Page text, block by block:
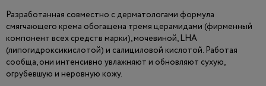
Разработанная совместно с дерматологами формула
смягчающего крема обогащена тремя церамидами (фирменный
компонент всех средств марки), мочевиной, LHA
(липогидроксикислотой) и салициловой кислотой. Работая
сообща, они интенсивно увлажняют и обновляют сухую,
огрубевшую и неровную кожу.